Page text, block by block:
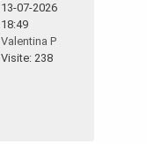
13-07-2026
18:49
Valentina P
Visite: 238